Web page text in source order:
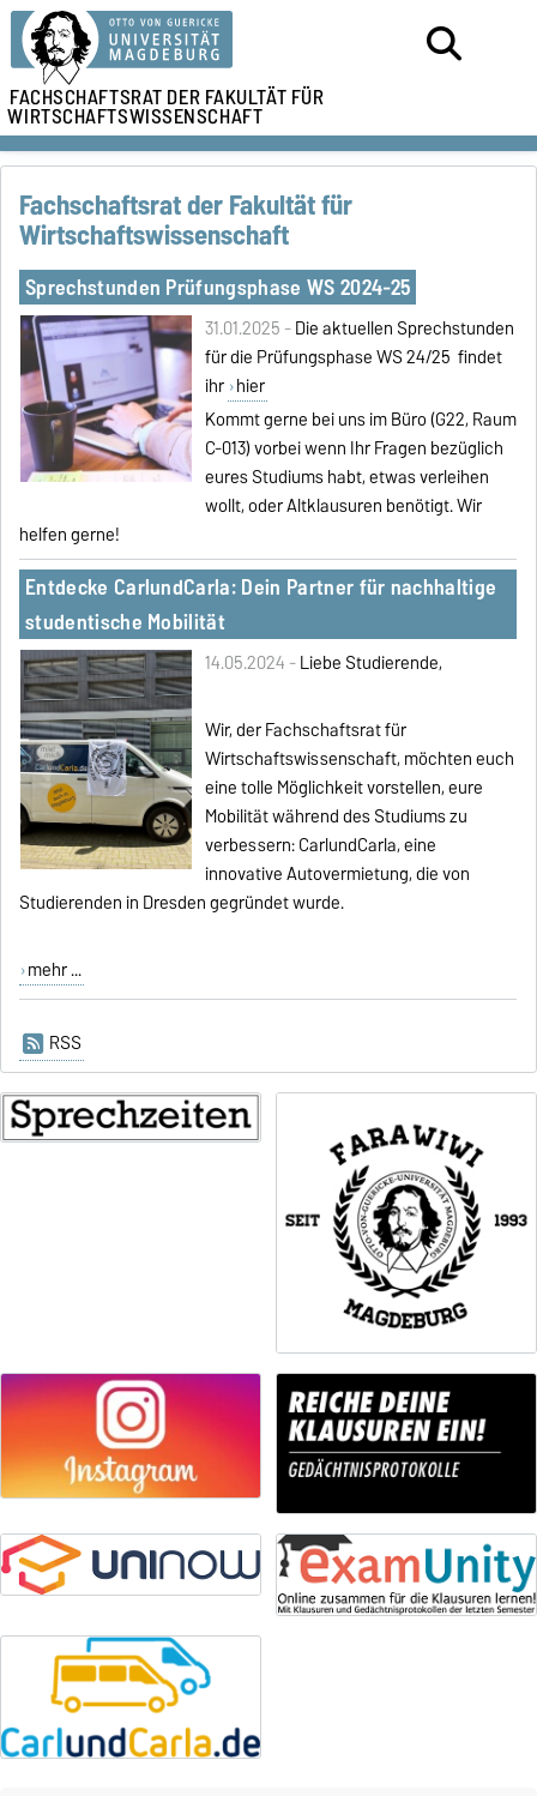
FACHSCHAFTSRAT DERFAKULTÄT FÜR
WIRTSCHAFTSWISSENSCHAFT
Fachschaftsrat der Fakultät für
Wirtschaftswissenschaft
Sprechstunden Prüfungsphase WS 2024-25
31.01.2025 -Die aktuellen Sprechstunden
für die Prüfungsphase WS 24/25 findet
ihr hier
Kommt gerne bei uns im Büro (G22, Raum
C-013) vorbei wenn Ihr Fragen bezüglich
eures Studiums habt, etwas verleihen
wollt, oder Altklausuren benötigt. Wir
helfen gerne!
Entdecke CarlundCarla: Dein Partner für nachhaltige
studentische Mobilität
14.05.2024 -Liebe Studierende,
Wir, der Fachschaftsrat für
Wirtschaftswissenschaft, möchten euch
eine tolle Möglichkeit vorstellen, eure
Mobilität während des Studiums zu
verbessern: CarlundCarla, eine
innovative Autovermietung, die von
Studierenden in Dresden gegründet wurde.
mehr ...
RSS